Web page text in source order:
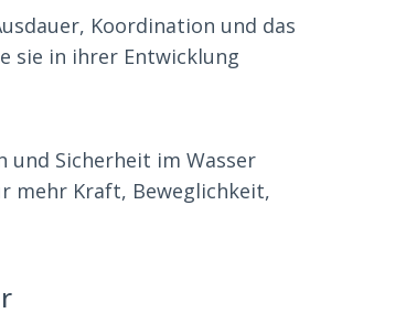
Koordination und das
sie in ihrer Entwicklung
und Sicherheit im Wasser
mehr Kraft, Beweglichkeit,